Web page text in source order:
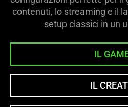
contenuti, lo streaming e il
setup classici in un
IL
IL